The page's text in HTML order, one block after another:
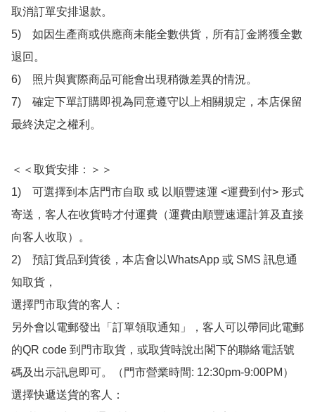
取消訂單安排退款。
5)　如因生產商或供應商未能全數供貨，所有訂金將獲全數
退回。
6)　照片與實際商品可能會出現稍微差異的情況。
7)　確定下單訂購即視為同意遵守以上相關規定，本店保留
最終決定之權利。
＜＜取貨安排：＞＞
1)　可選擇到本店門市自取 或 以順豐速運 <運費到付> 形式
寄送，客人在收貨時才付運費（運費由順豐速運計算及直接
向客人收取）。
2)　預訂貨品到貨後，本店會以WhatsApp 或 SMS 訊息通
知取貨，
選擇門市取貨的客人：
另外會以電郵發出「訂單領取通知」，客人可以帶同此電郵
的QR code 到門市取貨，或取貨時說出閣下的聯絡電話號
碼及出示訊息即可。（門市營業時間: 12:30pm-9:00PM）
選擇快遞送貨的客人：